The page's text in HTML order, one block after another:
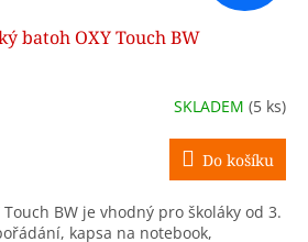
batoh OXY Touch BW
SKLADEM (5 ks)
Do košíku
BW je vhodný pro školáky od 3.
kapsa na notebook,